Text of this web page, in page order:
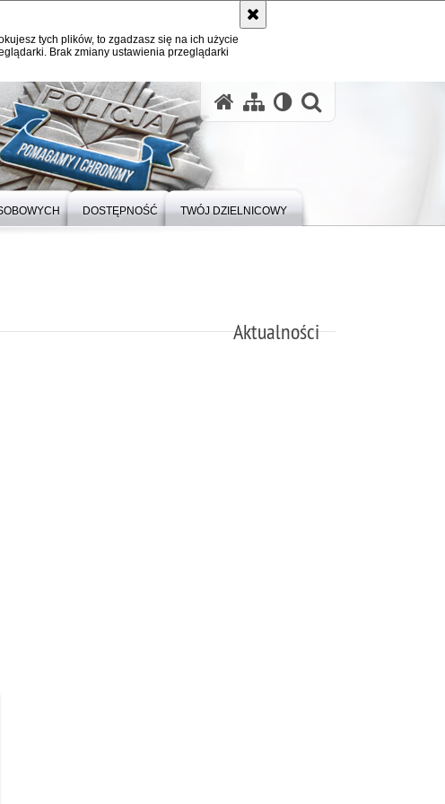
tych plików, to zgadzasz się na ich użycie
Brak zmiany ustawienia przeglądarki
DOSTĘPNOŚĆ TWÓJ DZIELNICOWY
Aktualności